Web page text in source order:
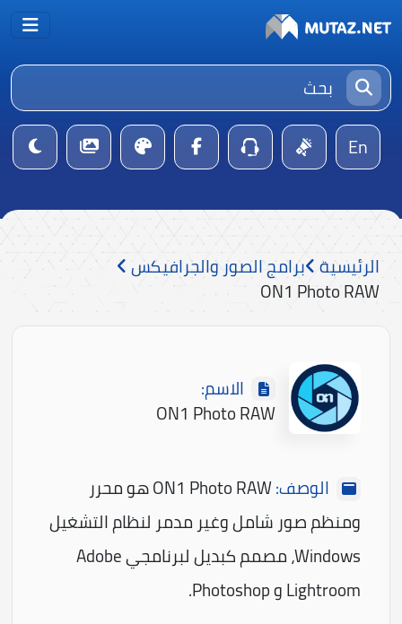
En
الرئيسية برامج الصور والجرافيكس
ON1 Photo RAW
الاسم:
ON1 Photo RAW
الوصف:
ON1 Photo RAW هو محرر
ومنظم صور شامل وغير مدمر لنظام التشغيل
Windows، مصمم كبديل لبرنامجي Adobe
Lightroom و Photoshop.